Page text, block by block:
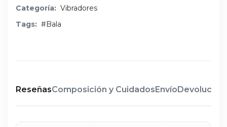
Categoría: Vibradores
Tags: #Bala
ReseñasComposición y CuidadosEnvío